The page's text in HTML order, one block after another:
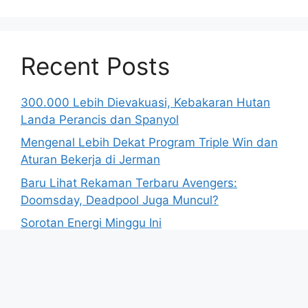
Recent Posts
300.000 Lebih Dievakuasi, Kebakaran Hutan
Landa Perancis dan Spanyol
Mengenal Lebih Dekat Program Triple Win dan
Aturan Bekerja di Jerman
Baru Lihat Rekaman Terbaru Avengers:
Doomsday, Deadpool Juga Muncul?
Sorotan Energi Minggu Ini